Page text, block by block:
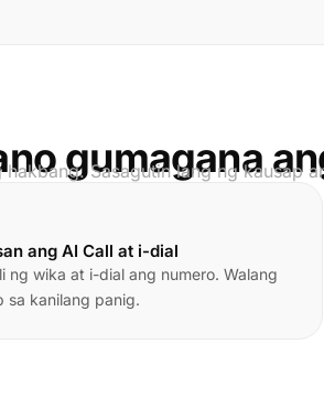
gumagana
hakbang. Sasagutin lang ng kausap
ang AI Call at i-dial
ng wika at i-dial ang numero. Walang
sa kanilang panig.